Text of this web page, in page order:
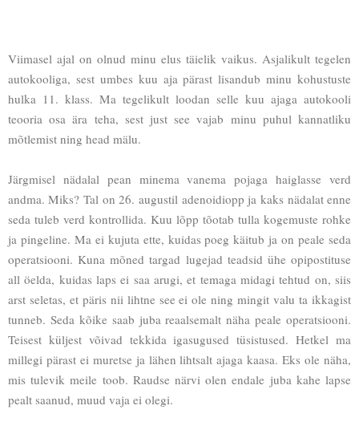
Viimasel ajal on olnud minu elus täielik vaikus. Asjalikult tegelen
autokooliga, sest umbes kuu aja pärast lisandub minu kohustuste
hulka 11. klass. Ma tegelikult loodan selle kuu ajaga autokooli
teooria osa ära teha, sest just see vajab minu puhul kannatliku
mõtlemist ning head mälu.
Järgmisel nädalal pean minema vanema pojaga haiglasse verd
andma. Miks? Tal on 26. augustil adenoidiopp ja kaks nädalat enne
seda tuleb verd kontrollida. Kuu lõpp tõotab tulla kogemuste rohke
ja pingeline. Ma ei kujuta ette, kuidas poeg käitub ja on peale seda
operatsiooni. Kuna mõned targad lugejad teadsid ühe opipostituse
all öelda, kuidas laps ei saa arugi, et temaga midagi tehtud on, siis
arst seletas, et päris nii lihtne see ei ole ning mingit valu ta ikkagist
tunneb. Seda kõike saab juba reaalsemalt näha peale operatsiooni.
Teisest küljest võivad tekkida igasugused tüsistused. Hetkel ma
millegi pärast ei muretse ja lähen lihtsalt ajaga kaasa. Eks ole näha,
mis tulevik meile toob. Raudse närvi olen endale juba kahe lapse
pealt saanud, muud vaja ei olegi.